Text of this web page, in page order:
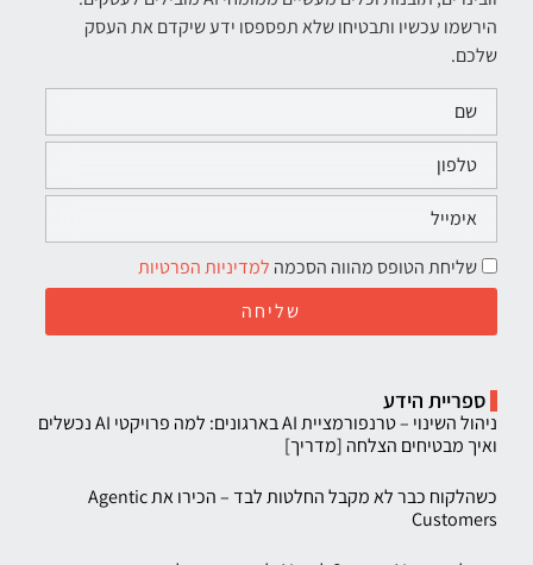
הירשמו עכשיו ותבטיחו שלא תפספסו ידע שיקדם את העסק
שלכם.
שליחת הטופס מהווה הסכמה למדיניות הפרטיות
שליחה
ספריית הידע
ניהול השינוי – טרנפורמציית AI בארגונים: למה פרויקטי AI נכשלים
ואיך מבטיחים הצלחה [מדריך]
כשהלקוח כבר לא מקבל החלטות לבד – הכירו את Agentic
Customers